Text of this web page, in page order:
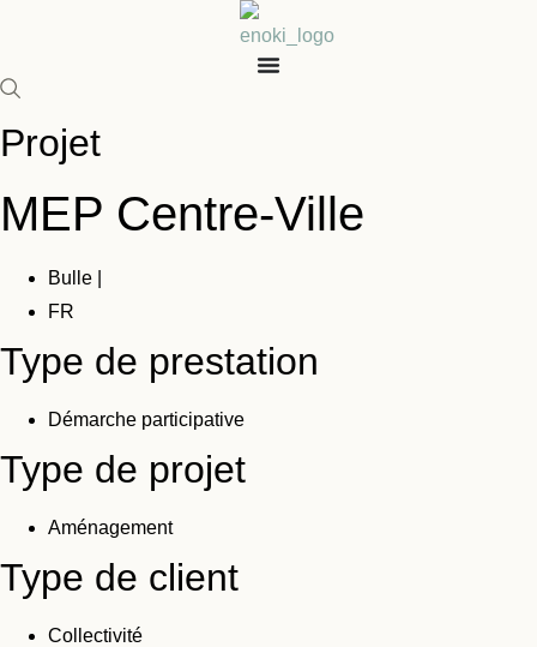
contenu
Projet
MEP Centre-Ville
Bulle |
FR
Type de prestation
Démarche participative
Type de projet
Aménagement
Type de client
Collectivité